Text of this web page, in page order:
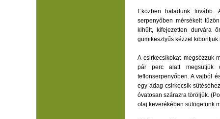
Eközben haladunk
serpenyőben mérsékelt
kihűlt, kifejezetten durvára
gumikesztyűs kézzel
A csirkecsíkokat
pár perc alatt megsütjük
teflonserpenyőben. A vajból
egy adag csirkecsík
óvatosan szárazra töröljük.
olaj keverékében sütögetünk